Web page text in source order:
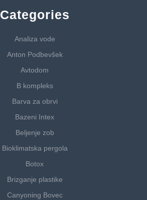
Categories
Analiza vode
Anton Podbevšek
Avtodom
B kompleks
Barva za obrvi
Bazeni Intex
Beljenje zob
Bioklimatska pergola
Botox
Brizganje plastike
Canyoning Bovec